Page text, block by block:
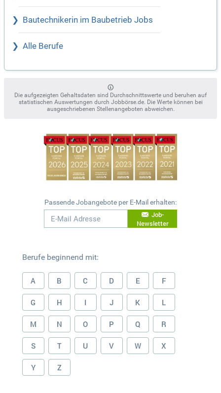
Bautechnikerin im Baubetrieb Jobs
Alle Berufe
Die aufgezeigten Gehaltsdaten sind Durchschnittswerte und beruhen auf
statistischen Auswertungen durch Jobbörse.de. Die Werte können bei
ausgeschriebenen Stellenangeboten abweichen.
Passende Jobangebote per E-Mail erhalten:
Job-
Newsletter
Berufe beginnend mit:
A B C D E F
G H I J K L
M N O P Q R
S T U V W X
Y Z